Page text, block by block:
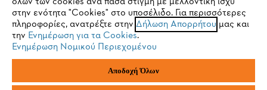
Νομικές πληροφορίες
145 64 Κηφισιά, Αθήνα
einem der folgenden Browser zu wechseln:
Firefox Chrome
στην ενότητα "Cookies" στο υποσέλιδο. Για περισσότερες
πληροφορίες, ανατρέξτε στην Δήλωση Απορρήτου μας και
την Ενημέρωση για τα Cookies.
Ενημέρωση Νομικού Περιεχομένου
Αποδοχή Όλων